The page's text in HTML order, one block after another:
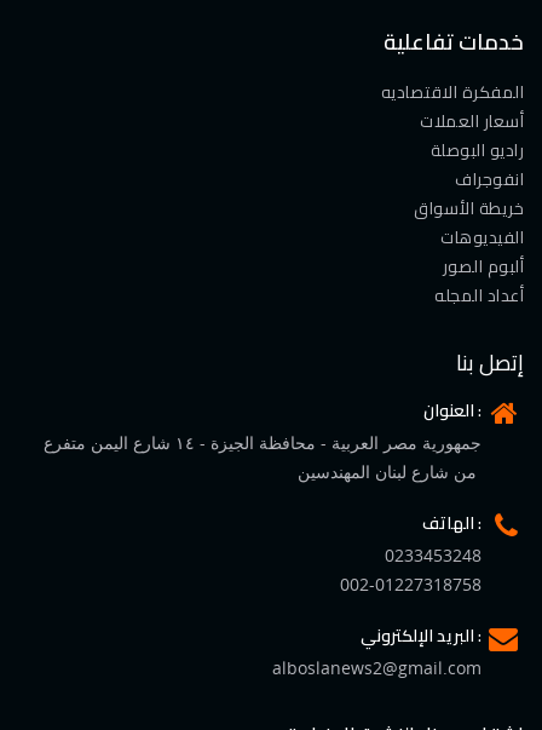
خدمات تفاعلية
المفكرة الاقتصاديه
أسعار العملات
راديو البوصلة
انفوجراف
خريطة الأسواق
الفيديوهات
ألبوم الصور
أعداد المجله
إتصل بنا
العنوان :
جمهورية مصر العربية - محافظة الجيزة - ١٤ شارع اليمن متفرع
الهاتف :
0233453248
002-01227318758
البريد الإلكتروني :
alboslanews2@gmail.com